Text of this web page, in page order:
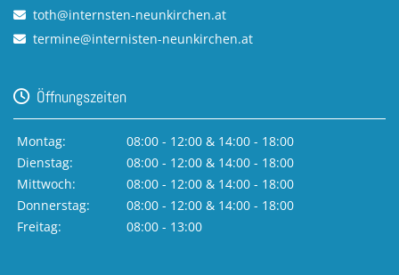
 toth@internsten-neunkirchen.at
 termine@internisten-neunkirchen.at
Öffnungszeiten
Montag:
08:00 - 12:00 & 14:00 - 18:00
Dienstag:
08:00 - 12:00 & 14:00 - 18:00
Mittwoch:
08:00 - 12:00 & 14:00 - 18:00
Donnerstag:
08:00 - 12:00 & 14:00 - 18:00
Freitag:
08:00 - 13:00